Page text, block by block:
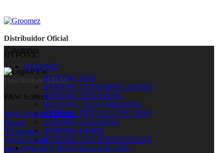
Distribuidor Oficial
HYPONIC
Distribuidor Oficial
P&W Scissors
Inicia Sesión / Registro
Buscar
0 Favoritos
0 items 0,00€
Menu
Categorías
HYPONIC
HYPONIC PRO
HYPONIC GROOMING ARTIST
HYPONIC FOR SHOW
HYPONIC TRATAMIENTOS
HYPONIC DETANGLING MIST
HYPONIC FINISHING
HYPONIC HOME
HYPONIC USO PROFESIONAL
PSH PET SKIN HEALTHCARE